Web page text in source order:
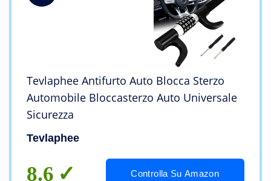
Tevlaphee Antifurto Auto Blocca Sterzo
Automobile Bloccasterzo Auto Universale
Sicurezza
Tevlaphee
8.6 Controlla Su Amazon